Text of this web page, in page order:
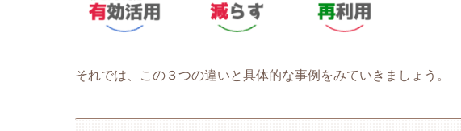
それでは、この３つの違いと具体的な事例をみていきましょう。